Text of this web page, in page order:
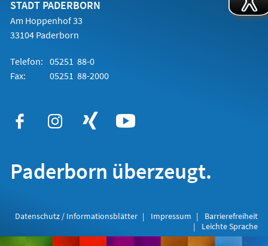
STADT PADERBORN
Am Hoppenhof 33
33104 Paderborn
Telefon: 05251 88-0
Fax:
05251 88-2000
Paderborn überzeugt.
Datenschutz / Informationsblätter Impressum
Barrierefreiheit
Leichte Sprache